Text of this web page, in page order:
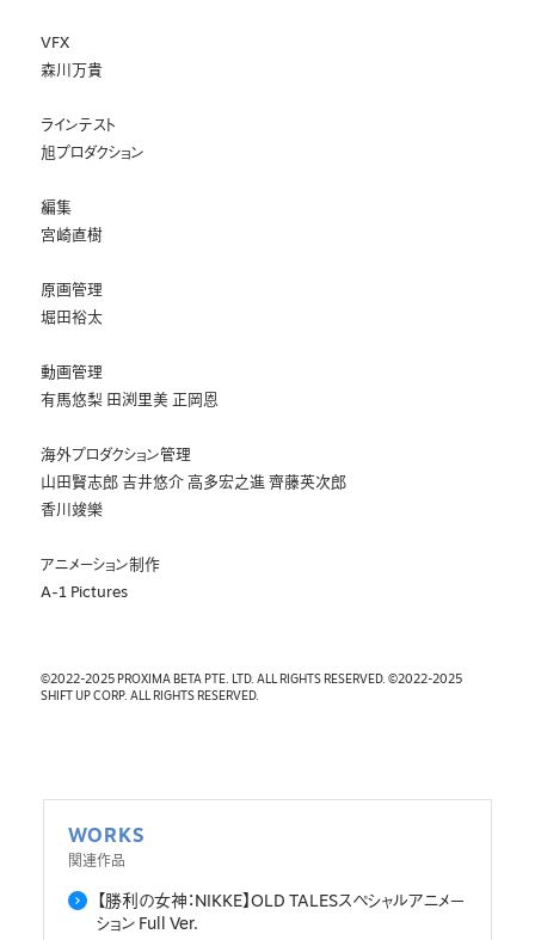
VFX
森川万貴
ラインテスト
旭プロダクション
編集
宮崎直樹
原画管理
堀田裕太
動画管理
有馬悠梨 田渕里美 正岡恩
海外プロダクション管理
山田賢志郎 吉井悠介 高多宏之進 齊藤英次郎
香川竣樂
アニメーション制作
A-1 Pictures
©2022-2025 PROXIMA BETA PTE. LTD. ALL RIGHTS RESERVED. ©2022-2025
SHIFT UP CORP. ALL RIGHTS RESERVED.
WORKS
関連作品
【勝利の女神：NIKKE】OLD TALESスペシャルアニメー
ション Full Ver.